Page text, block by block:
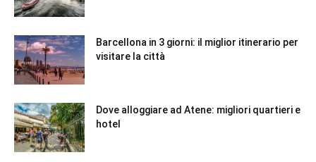
Barcellona in 3 giorni: il miglior itinerario per
visitare la città
Dove alloggiare ad Atene: migliori quartieri e
hotel